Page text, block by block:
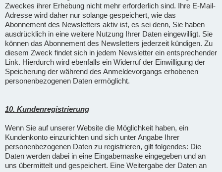
Zweckes ihrer Erhebung nicht mehr erforderlich sind. Ihre E-Mail-
Adresse wird daher nur solange gespeichert, wie das
Abonnement des Newsletters aktiv ist, es sei denn, Sie haben
ausdrücklich in eine weitere Nutzung Ihrer Daten eingewilligt. Sie
können das Abonnement des Newsletters jederzeit kündigen. Zu
diesem Zweck findet sich in jedem Newsletter ein entsprechender
Link. Hierdurch wird ebenfalls ein Widerruf der Einwilligung der
Speicherung der während des Anmeldevorgangs erhobenen
personenbezogenen Daten ermöglicht.
10. Kundenregistrierung
Wenn Sie auf unserer Website die Möglichkeit haben, ein
Kundenkonto einzurichten und sich unter Angabe Ihrer
personenbezogenen Daten zu registrieren, gilt folgendes: Die
Daten werden dabei in eine Eingabemaske eingegeben und an
uns übermittelt und gespeichert. Eine Weitergabe der Daten an